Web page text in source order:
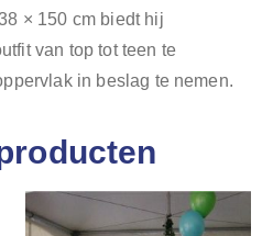
× 150 cm biedt hij
van top tot teen te
in beslag te nemen.